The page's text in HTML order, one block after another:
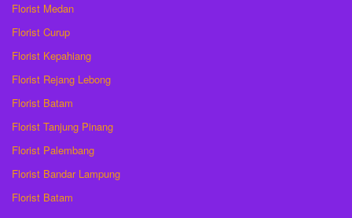
Florist Medan
Florist Curup
Florist Kepahiang
Florist Rejang Lebong
Florist Batam
Florist Tanjung Pinang
Florist Palembang
Florist Bandar Lampung
Florist Batam